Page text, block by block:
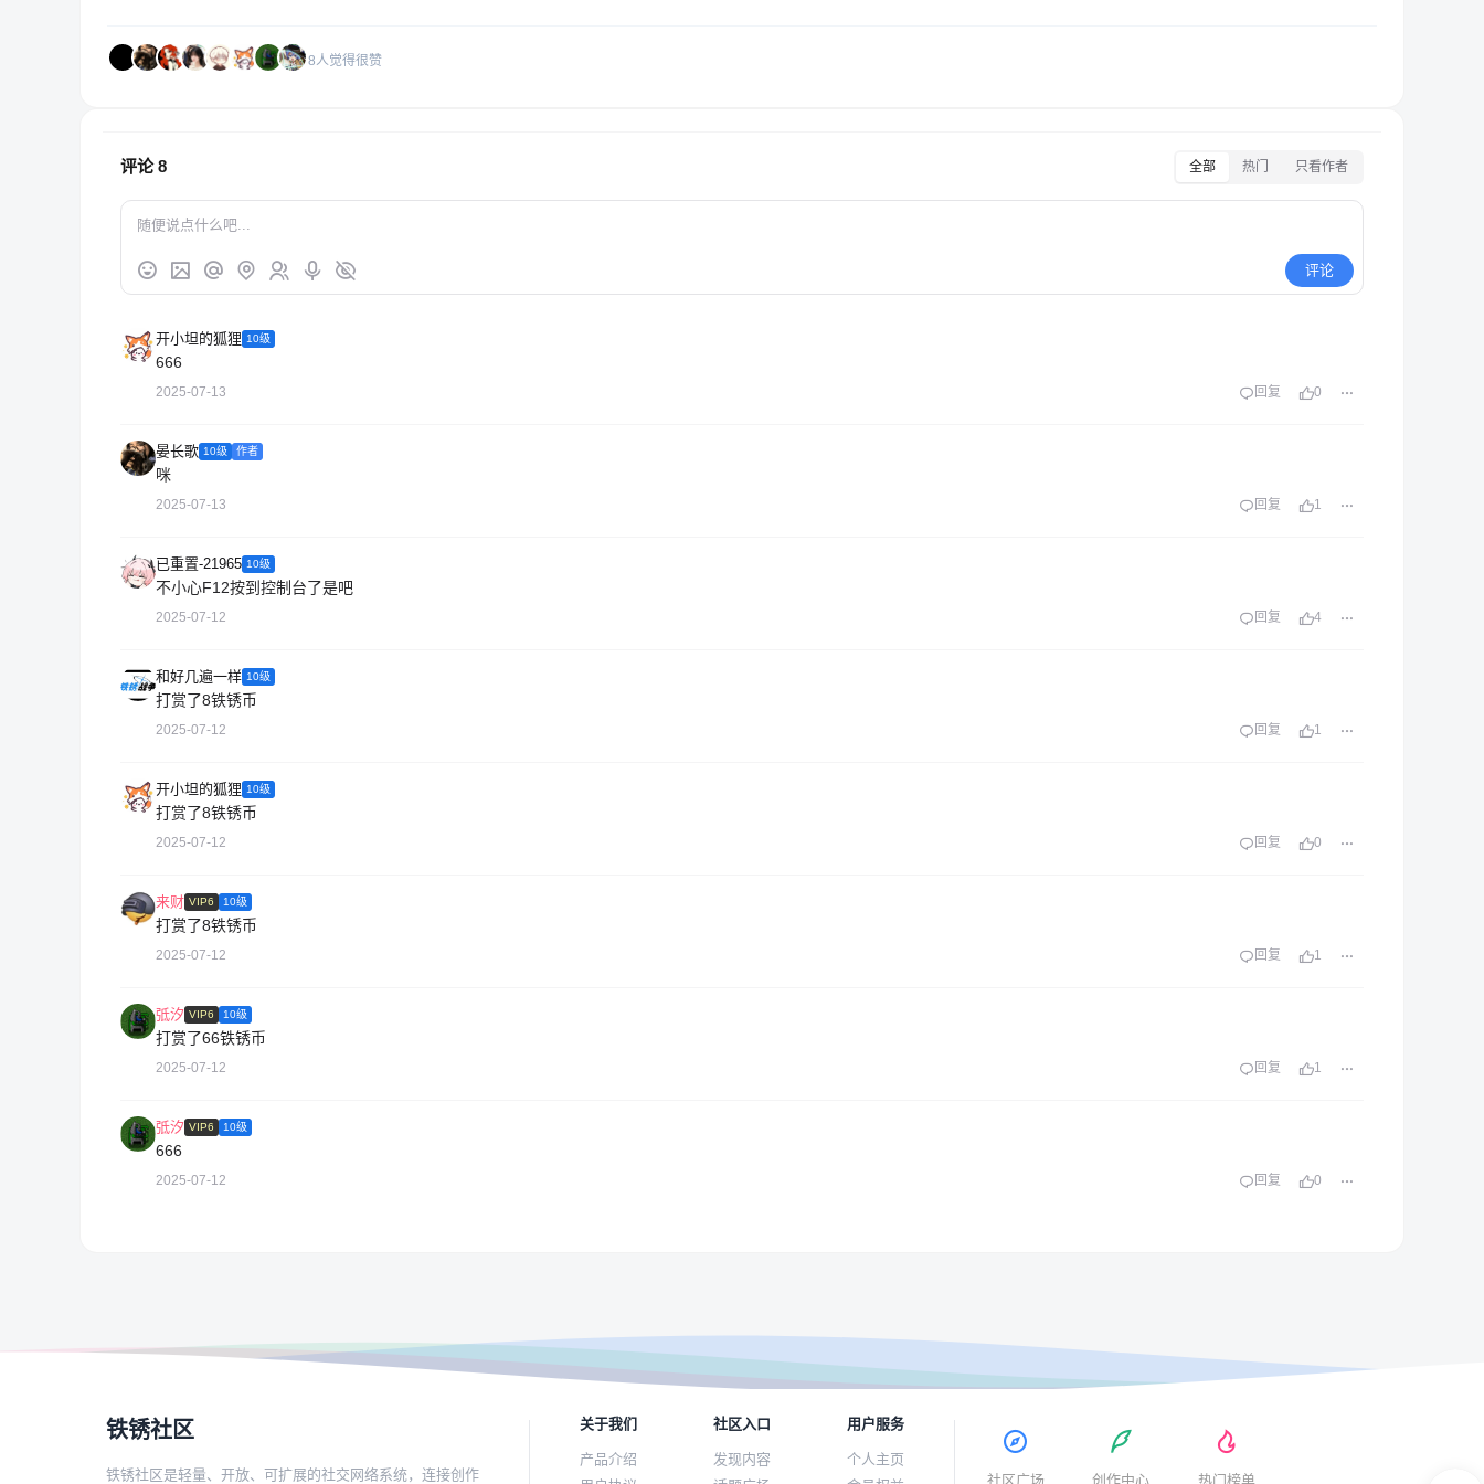
8人觉得很赞
评论8 全部 热门 只看作者
评论
开小坦的狐狸 10级
666
2025-07-13 回复 0
晏长歌 10级 作者
咪
2025-07-13 回复 1
已重置-21965 10级
不小心F12按到控制台了是吧
2025-07-12 回复 4
和好几遍一样 10级
打赏了8铁锈币
2025-07-12 回复 1
开小坦的狐狸 10级
打赏了8铁锈币
2025-07-12 回复 0
来财 VIP6 10级
打赏了8铁锈币
2025-07-12 回复 1
弤汐 VIP6 10级
打赏了66铁锈币
2025-07-12 回复 1
弤汐 VIP6 10级
666
2025-07-12 回复 0
铁锈社区
铁锈社区是轻量、开放、可扩展的社交网络系统，连接创作
关于我们
产品介绍
社区入口
发现内容
用户服务
个人主页
社区广场 创作中心 热门榜单